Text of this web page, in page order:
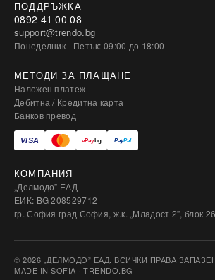
ПОДДРЪЖКА
0892 41 00 08
support@trendo.bg
Понеделник - Петък: 09:00 до 18:00
МЕТОДИ ЗА ПЛАЩАНЕ
Наложен платеж
Дебитна / Кредитна карта
Банков превод
КОМПАНИЯ
„Делмодо” ЕАД
ЕИК: BG 208529712
гр. София град София, ж.к. „Младост 2”, блок
© 2026 „ДЕЛМОДО” ЕАД. ВСИЧКИ ПРАВА
MADE IN SOFIA · TRENDO.BG